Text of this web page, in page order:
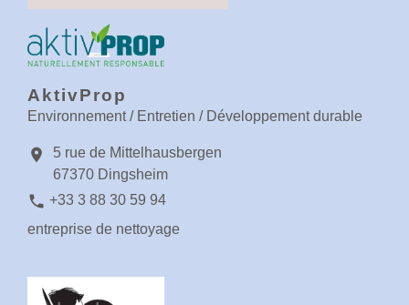
AktivProp
Environnement / Entretien / Développement durable
location_on
5 rue de Mittelhausbergen
67370 Dingsheim
phone +33 3 88 30 59 94
entreprise de nettoyage